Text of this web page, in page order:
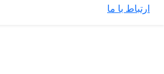
ارتباط با ما